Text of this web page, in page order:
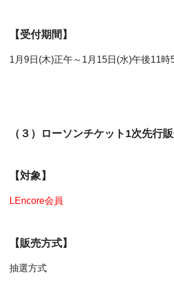
【受付期間】
1月9日(木)正午～1月15日(水)午後11時
（３）ローソンチケット1次先行
【対象】
LEncore会員
【販売方式】
抽選方式